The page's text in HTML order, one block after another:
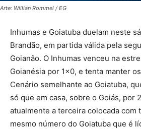
Arte: Willian Rommel / EG
Inhumas e Goiatuba duelam neste
Brandão, em partida válida pela
Goianão. O Inhumas venceu na
Goianésia por 1×0, e tenta manter
Cenário semelhante ao Goiatuba,
só que em casa, sobre o Goiás, por
atualmente a terceira colocada com
mesmo número do Goiatuba que é